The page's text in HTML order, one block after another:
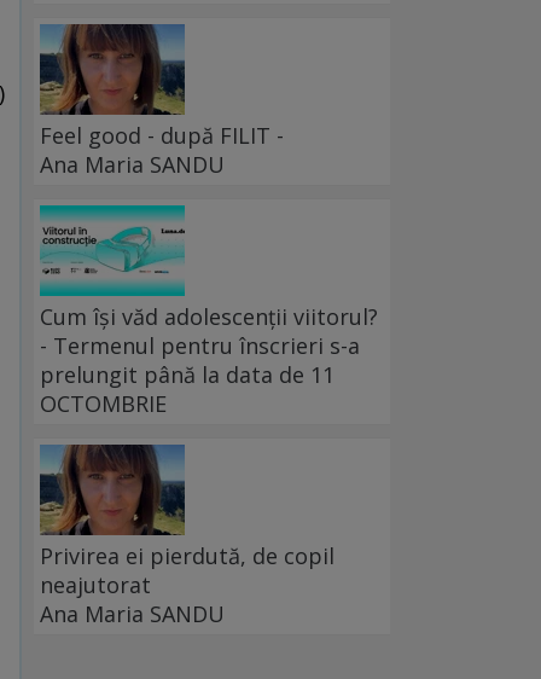
Feel good - după FILIT -
Ana Maria SANDU
Cum își văd adolescenții viitorul?
- Termenul pentru înscrieri s-a
prelungit până la data de 11
OCTOMBRIE
Privirea ei pierdută, de copil
neajutorat
Ana Maria SANDU